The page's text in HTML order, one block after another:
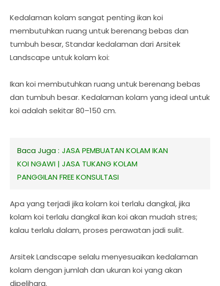
Kedalaman kolam sangat penting ikan koi
membutuhkan ruang untuk berenang bebas dan
tumbuh besar, Standar kedalaman dari Arsitek
Landscape untuk kolam koi:
Ikan koi membutuhkan ruang untuk berenang bebas
dan tumbuh besar. Kedalaman kolam yang ideal untuk
koi adalah sekitar 80–150 cm.
Baca Juga : JASA PEMBUATAN KOLAM IKAN
KOI NGAWI | JASA TUKANG KOLAM
PANGGILAN FREE KONSULTASI
Apa yang terjadi jika kolam koi terlalu dangkal, jika
kolam koi terlalu dangkal ikan koi akan mudah stres;
kalau terlalu dalam, proses perawatan jadi sulit.
Arsitek Landscape selalu menyesuaikan kedalaman
kolam dengan jumlah dan ukuran koi yang akan
dipelihara.